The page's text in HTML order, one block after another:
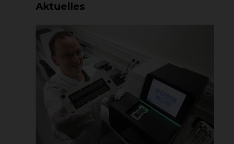
Aktuelles